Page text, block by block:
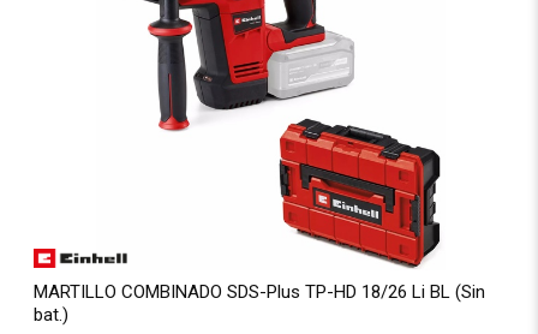
MARTILLO COMBINADO SDS-Plus TP-HD 18/26 Li BL (Sin
bat.)